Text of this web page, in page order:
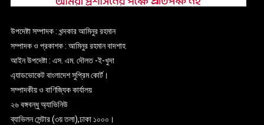
উপদেষ্টা সম্পাদক : খন্দকার আমিনুর রহমান
সম্পাদক ও প্রকাশক : আমিনুর রহমান বাদশাহ
আইন উপদেষ্টা : এস. এম. দৌলত -ই-খুদা
এ্যাডভোকেট বাংলাদেশ সুপ্রিম কোর্ট।
সম্পাদকীয় ও বাণিজ্যিক কার্যালয়
২৬ বঙ্গবন্ধু অ্যাভিনিউ
ব্যাভিলন সেন্টার (৩য় তলা),ঢাকা ১০০০।